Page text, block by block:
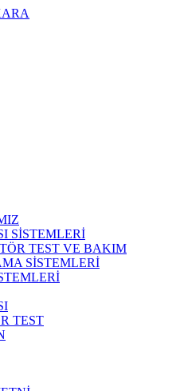
SİSTEMLERİ
TEST VE BAKIM
SİSTEMLERİ
TEST